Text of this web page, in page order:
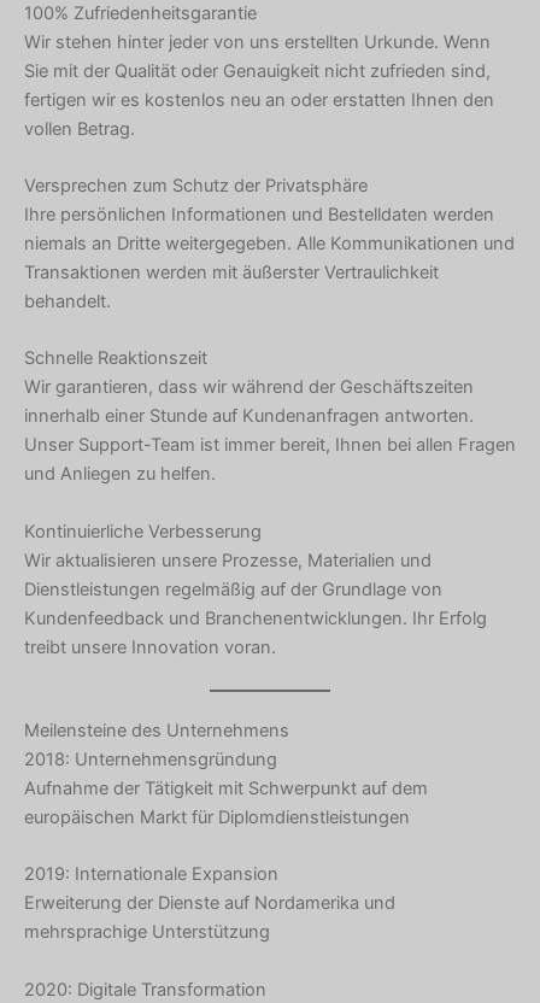
100% Zufriedenheitsgarantie
Wir stehen hinter jeder von uns erstellten Urkunde. Wenn
Sie mit der Qualität oder Genauigkeit nicht zufrieden sind,
fertigen wir es kostenlos neu an oder erstatten Ihnen den
vollen Betrag.
Versprechen zum Schutz der Privatsphäre
Ihre persönlichen Informationen und Bestelldaten werden
niemals an Dritte weitergegeben. Alle Kommunikationen und
Transaktionen werden mit äußerster Vertraulichkeit
behandelt.
Schnelle Reaktionszeit
Wir garantieren, dass wir während der Geschäftszeiten
innerhalb einer Stunde auf Kundenanfragen antworten.
Unser Support-Team ist immer bereit, Ihnen bei allen Fragen
und Anliegen zu helfen.
Kontinuierliche Verbesserung
Wir aktualisieren unsere Prozesse, Materialien und
Dienstleistungen regelmäßig auf der Grundlage von
Kundenfeedback und Branchenentwicklungen. Ihr Erfolg
treibt unsere Innovation voran.
Meilensteine des Unternehmens
2018: Unternehmensgründung
Aufnahme der Tätigkeit mit Schwerpunkt auf dem
europäischen Markt für Diplomdienstleistungen
2019: Internationale Expansion
Erweiterung der Dienste auf Nordamerika und
mehrsprachige Unterstützung
2020: Digitale Transformation